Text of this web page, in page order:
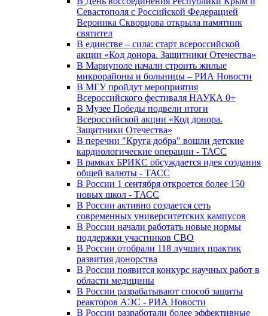
Севастополя с Российской Федерацией
Вероника Скворцова открыла памятник
святител
В единстве – сила: старт всероссийской
акции «Код донора. Защитники Отечества»
В Мариуполе начали строить жилые
микрорайоны и больницы – РИА Новости
В МГУ пройдут мероприятия
Всероссийского фестиваля НАУКА 0+
В Музее Победы подвели итоги
Всероссийской акции «Код донора.
Защитники Отечества»
В перечни "Круга добра" вошли детские
кардиологические операции - ТАСС
В рамках БРИКС обсуждается идея создания
общей валюты - ТАСС
В России 1 сентября откроется более 150
новых школ - ТАСС
В России активно создается сеть
современных университетских кампусов
В России начали работать новые нормы
поддержки участников СВО
В России отобрали 118 лучших практик
развития донорства
В России появится конкурс научных работ в
области медицины
В России разрабатывают способ защиты
реакторов АЭС - РИА Новости
В России разработали более эффективные